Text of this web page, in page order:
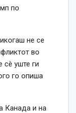
по
не се
во
сè уште ги
го опиша
Канада и на